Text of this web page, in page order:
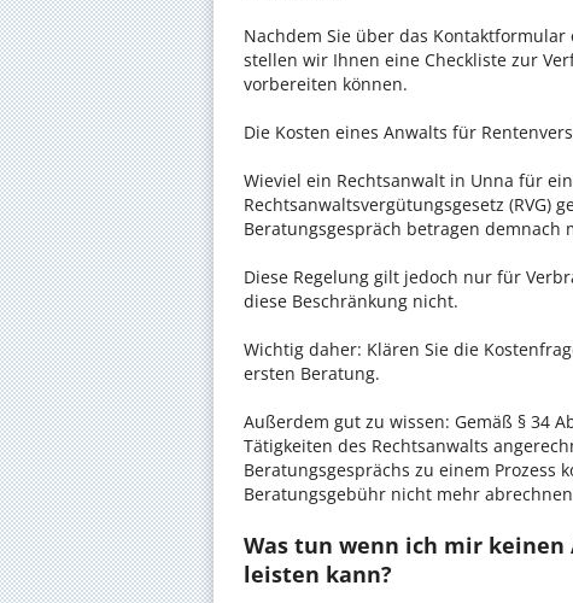
Nachdem Sie über das
stellen wir Ihnen eine Checkliste zur
vorbereiten können.
Die Kosten eines Anwalts für
Wieviel ein Rechtsanwalt in Unna für
Rechtsanwaltsvergütungsgesetz (RVG)
Beratungsgespräch betragen demnach
Diese Regelung gilt jedoch nur für
diese Beschränkung nicht.
Wichtig daher: Klären Sie die
ersten Beratung.
Außerdem gut zu wissen: Gemäß § 34
Tätigkeiten des Rechtsanwalts
Beratungsgesprächs zu einem Prozess
Beratungsgebühr nicht mehr
Was tun wenn ich mir
leisten kann?